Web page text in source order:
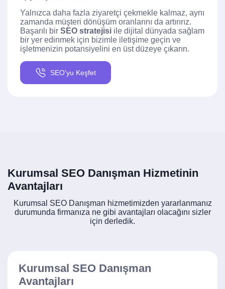
Yalnızca daha fazla ziyaretçi çekmekle kalmaz, aynı
zamanda müşteri dönüşüm oranlarını da artırırız.
Başarılı bir SEO stratejisi ile dijital dünyada sağlam
bir yer edinmek için bizimle iletişime geçin ve
işletmenizin potansiyelini en üst düzeye çıkarın.
SEO'yu Keşfet
Kurumsal SEO Danışman Hizmetinin
Avantajları
Kurumsal SEO Danışman hizmetimizden yararlanmanız
durumunda firmanıza ne gibi avantajları olacağını sizler
için derledik.
Kurumsal SEO Danışman
Avantajları